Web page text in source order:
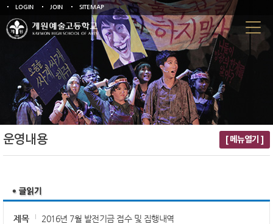
LOGIN JOIN SITEMAP
운영내용 [ 메뉴열기 ]
제목 2016년 7월 발전기금 접수 및 집행내역